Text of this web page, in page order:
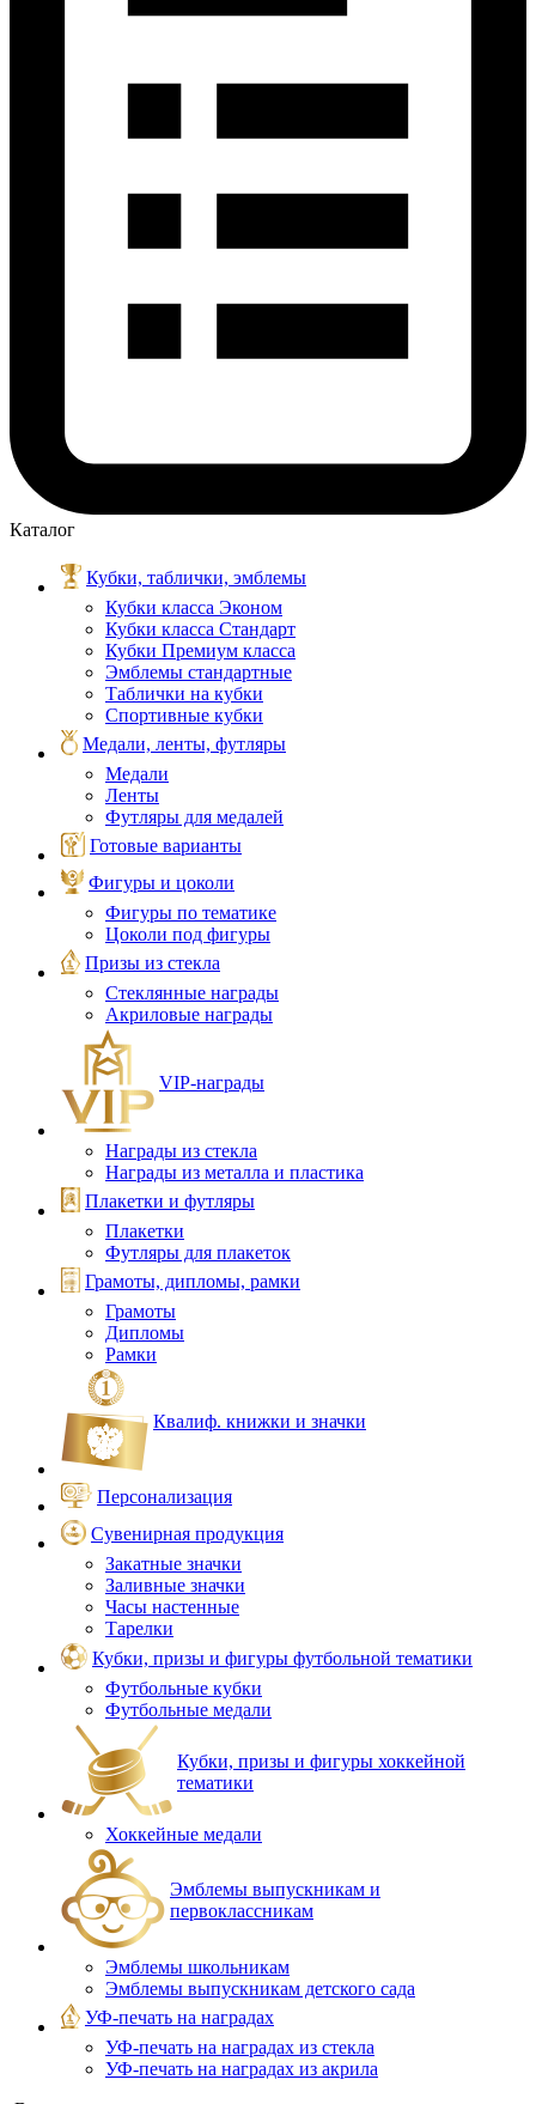
Каталог
Кубки, таблички, эмблемы
Кубки класса Эконом
Кубки класса Стандарт
Кубки Премиум класса
Эмблемы стандартные
Таблички на кубки
Спортивные кубки
Медали, ленты, футляры
Медали
Ленты
Футляры для медалей
Готовые варианты
Фигуры и цоколи
Фигуры по тематике
Цоколи под фигуры
Призы из стекла
Стеклянные награды
Акриловые награды
VIP‑награды
Награды из стекла
Награды из металла и пластика
Плакетки и футляры
Плакетки
Футляры для плакеток
Грамоты, дипломы, рамки
Грамоты
Дипломы
Рамки
Квалиф. книжки и значки
Персонализация
Сувенирная продукция
Закатные значки
Заливные значки
Часы настенные
Тарелки
Кубки, призы и фигуры футбольной тематики
Футбольные кубки
Футбольные медали
Кубки, призы и фигуры хоккейной
тематики
Хоккейные медали
Эмблемы выпускникам и
первоклассникам
Эмблемы школьникам
Эмблемы выпускникам детского сада
УФ-печать на наградах
УФ‑печать на наградах из стекла
УФ-печать на наградах из акрила